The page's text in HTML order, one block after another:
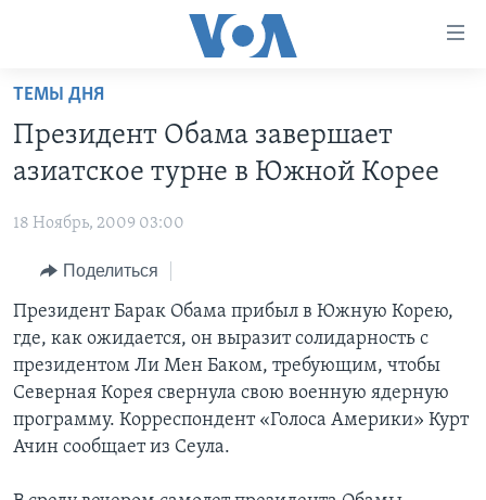
Перейти
основной
контент
навигации
Перейти
поиск
ПРОГРАММЫ
НОВОСТИ ЗА МИНУТУ
ИТОГИ
ПОЧЕМУ ЭТО ВАЖНО?
ДИСКУССИЯ VOA
ДЕТАЛИ
НЬЮ-ЙОРК NEW YORK
УЧИМ АНГЛИЙСКИЙ
НАША АМЕРИКАНСКАЯ ИСТОРИЯ
А КАК В АМЕРИКЕ?
АРТЕФАКТЫ
АМЕРИКАНСКИЕ ГОРОДКИ
ТЕСТЫ
ЭКСПЕРТИЗА
ИНТЕРВЬЮ
ФАКТЫ ПРОТИВ ФЕЙКОВ
ЗА СВОБОДУ ПРЕССЫ
УЧИМ АНГЛИЙСКИЙ
ВИДЕО
ТЕМЫ ДНЯ
Президент Обама завершает
азиатское турне в Южной Корее
18 Ноябрь, 2009 03:00
Поделиться
Президент Барак Обама прибыл в Южную Корею,
где, как ожидается, он выразит солидарность с
президентом Ли Мен Баком, требующим, чтобы
Северная Корея свернула свою военную ядерную
программу. Корреспондент «Голоса Америки» Курт
Ачин сообщает из Сеула.